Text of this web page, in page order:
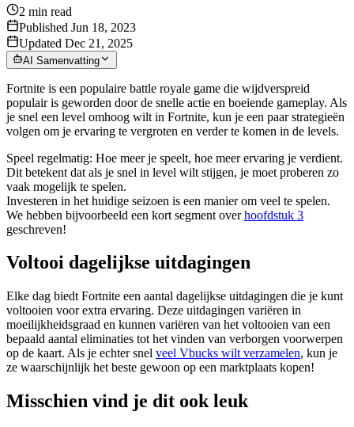
2 min read
Published Jun 18, 2023
Updated Dec 21, 2025
AI Samenvatting
Fortnite is een populaire battle royale game die wijdverspreid
populair is geworden door de snelle actie en boeiende gameplay. Als
je snel een level omhoog wilt in Fortnite, kun je een paar strategieën
volgen om je ervaring te vergroten en verder te komen in de levels.
Speel regelmatig: Hoe meer je speelt, hoe meer ervaring je verdient.
Dit betekent dat als je snel in level wilt stijgen, je moet proberen zo
vaak mogelijk te spelen.
Investeren in het huidige seizoen is een manier om veel te spelen.
We hebben bijvoorbeeld een kort segment overhoofdstuk 3
geschreven!
Voltooi dagelijkse uitdagingen
Elke dag biedt Fortnite een aantal dagelijkse uitdagingen die je kunt
voltooien voor extra ervaring. Deze uitdagingen variëren in
moeilijkheidsgraad en kunnen variëren van het voltooien van een
bepaald aantal eliminaties tot het vinden van verborgen voorwerpen
op de kaart. Als je echter snel veel Vbucks wilt verzamelen, kun je
ze waarschijnlijk het beste gewoon op een marktplaats kopen!
Misschien vind je dit ook leuk